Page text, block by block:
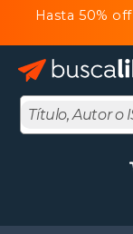
Hasta 50%